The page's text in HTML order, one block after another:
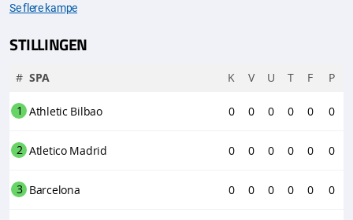
Se flere kampe
STILLINGEN
# SPA K V U T F P
1 Athletic Bilbao 0 0 0 0 0 0
2 Atletico Madrid 0 0 0 0 0 0
3 Barcelona 0 0 0 0 0 0